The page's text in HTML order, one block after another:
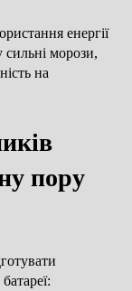
енергії
морози,
на
пору